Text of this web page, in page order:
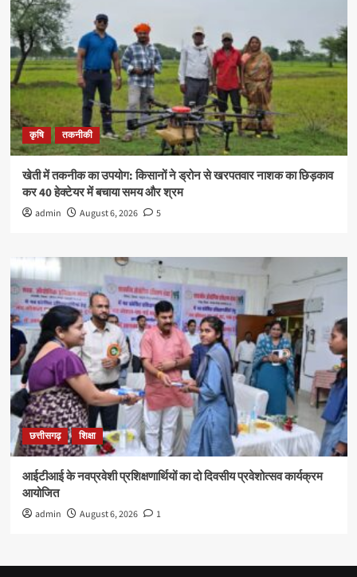
कृषि तकनीकी
खेती में तकनीक का उपयोग: किसानों ने ड्रोन से खरपतवार नाशक का छिड़काव
कर 40 हेक्टेयर में बचाया समय और श्रम
admin August 6, 2026 5
छत्तीसगढ़ शिक्षा
आईटीआई के नवप्रवेशी प्रशिक्षणार्थियों का दो दिवसीय प्रवेशोत्सव कार्यक्रम
आयोजित
admin August 6, 2026 1